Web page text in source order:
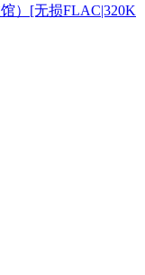
）[无损FLAC|320K